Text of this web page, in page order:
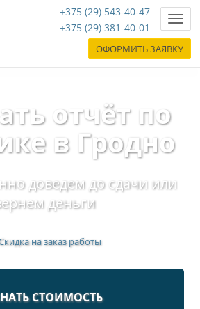
+375 (29) 543-40-47
+375 (29) 381-40-01
ОФОРМИТЬ ЗАЯВКУ
отчёт по
в Гродно
доведем до сдачи или
деньги
СТОИМОСТЬ